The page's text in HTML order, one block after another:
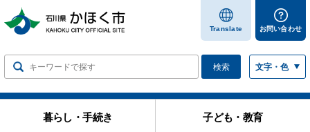
します
Translate お問い合わせ
検索 文字・色
暮らし・手続き 子ども・教育